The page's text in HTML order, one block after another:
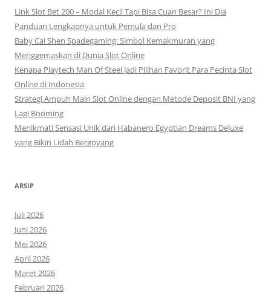
Link Slot Bet 200 – Modal Kecil Tapi Bisa Cuan Besar? Ini Dia
Panduan Lengkapnya untuk Pemula dan Pro
Baby Cai Shen Spadegaming: Simbol Kemakmuran yang
Menggemaskan di Dunia Slot Online
Kenapa Playtech Man Of Steel Jadi Pilihan Favorit Para Pecinta Slot
Online di Indonesia
Strategi Ampuh Main Slot Online dengan Metode Deposit BNI yang
Lagi Booming
Menikmati Sensasi Unik dari Habanero Egyptian Dreams Deluxe
yang Bikin Lidah Bergoyang
ARSIP
Juli 2026
Juni 2026
Mei 2026
April 2026
Maret 2026
Februari 2026